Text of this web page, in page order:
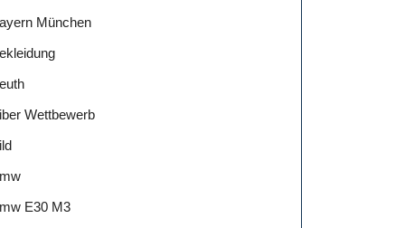
München
Wettbewerb
E30 M3